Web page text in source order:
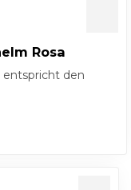
Rosa
den